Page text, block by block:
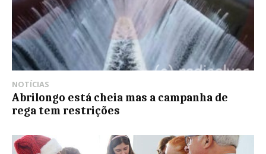
NOTÍCIAS
Abrilongo está cheia mas a campanha de
rega tem restrições